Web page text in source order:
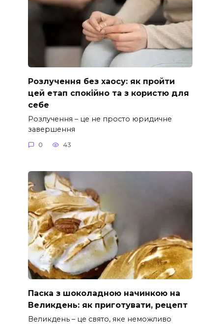
Розлучення без хаосу: як пройти
цей етап спокійно та з користю для
себе
Розлучення – це не просто юридичне
завершення
0 43
Паска з шоколадною начинкою на
Великдень: як приготувати, рецепт
Великдень – це свято, яке неможливо